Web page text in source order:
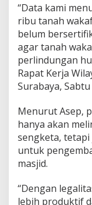
“Data kami
ribu tanah
belum
agar tanah
perlindungan
Rapat Kerja
Surabaya,
Menurut Asep,
hanya akan
sengketa,
untuk
masjid.
“Dengan
lebih produktif